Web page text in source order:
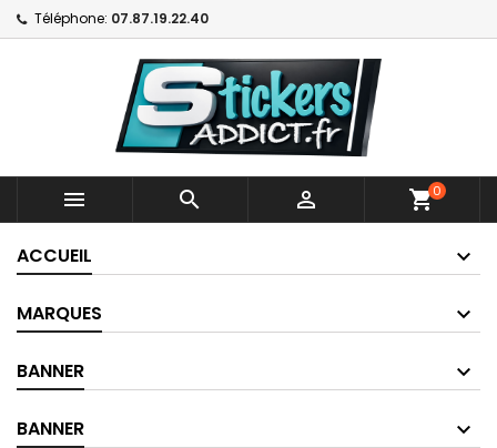
Téléphone: 07.87.19.22.40
   shopping_cart0
ACCUEIL
MARQUES
BANNER
BANNER